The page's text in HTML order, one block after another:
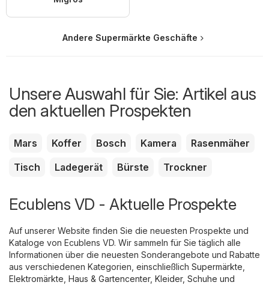
Andere Supermärkte Geschäfte
Unsere Auswahl für Sie: Artikel aus
den aktuellen Prospekten
Mars Koffer Bosch Kamera
Rasenmäher
Tisch
Ladegerät Bürste Trockner
Ecublens VD - Aktuelle Prospekte
Auf unserer Website finden Sie die neuesten Prospekte und
Kataloge von Ecublens VD. Wir sammeln für Sie täglich alle
Informationen über die neuesten Sonderangebote und Rabatte
aus verschiedenen Kategorien, einschließlich Supermärkte
Elektromärkte Haus & Gartencenter, Kleider, Schuhe und